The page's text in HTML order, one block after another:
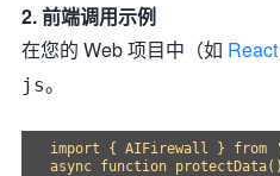
2. 前端调用示例
在您的 Web 项目中（如 React
js。
import { AIFirewall } from
async function